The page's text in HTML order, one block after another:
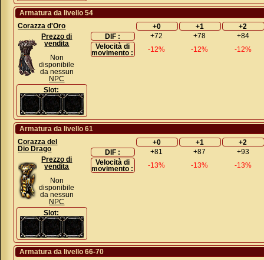
Armatura da livello 54
Corazza d'Oro
Prezzo di
vendita
Non
disponibile
da nessun
NPC
Slot:
+0 +1
+2
DIF :
+72 +78 +84
Velocità di
movimento :
-12% -12% -12%
Armatura da livello 61
Corazza del
Dio Drago
Prezzo di
vendita
Non
disponibile
da nessun
NPC
Slot:
+0 +1
+2
DIF :
+81 +87 +93
Velocità di
movimento :
-13% -13% -13%
Armatura da livello 66-70